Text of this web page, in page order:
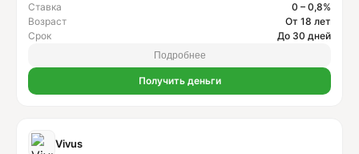
Ставка
0 – 0,8%
Возраст
От 18 лет
Срок
До 30 дней
Подробнее
Получить деньги
Vivus